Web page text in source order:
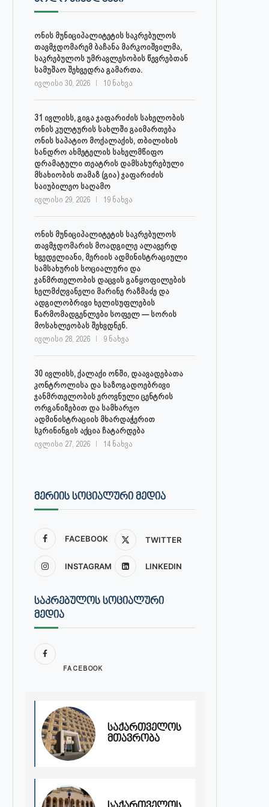
ონის მუნიციპალიტეტის საკრებულოს
თავმჯდომარემ ბაჩანა მარკოიშვილმა,
საკრებულოს უმრავლესობის წევრებთან
სამუშაო შეხვედრა გამართა.
ივლისი 30, 2026 10 ნახვა
31 ივლისს, გიგა ჯაფარიძის სახელობის
ონის კულტურის სახლში გაიმართება
ონის საპატიო მოქალაქის, თბილისის
სანდრო ახმეტელის სახელმწიფო
დრამატული თეატრის დამსახურებული
მსახიობის თამაზ (გია) ჯაფარიძის
საიუბილეო საღამო
ივლისი 29, 2026 19 ნახვა
ონის მუნიციპალიტეტის საკრებულოს
თავმჯდომარის მოადგილე ალავერდ
ხვედელიანი, მერიის ადმინისტრაციული
სამსახურის სოციალური და
ჯანმრთელობის დაცვის განყოფილების
ხელმძღვანელი მარინე რაზმაძე და
ადგილობრივი ხელისუფლების
წარმომადგენლები სოფელ — სორის
მოსახლეობას შეხვდნენ.
ივლისი 28, 2026 9 ნახვა
30 ივლისს, ქალაქი ონში, დაავადებათა
კონტროლისა და საზოგადოებრივი
ჯანმრთელობის ეროვნული ცენტრის
ორგანიზებით და სამხარეო
ადმინისტრაციის მხარდაჭერით
სკრინინგის აქცია ჩატარდება
ივლისი 27, 2026 14 ნახვა
ᲛᲔᲠᲘᲘᲡ ᲡᲝᲪᲘᲐᲚᲣᲠᲘ ᲛᲔᲓᲘᲐ
FACEBOOK TWITTER
INSTAGRAM LINKEDIN
ᲡᲐᲙᲠᲔᲑᲣᲚᲝᲡ ᲡᲝᲪᲘᲐᲚᲣᲠᲘ
ᲛᲔᲓᲘᲐ
FACEBOOK
საქართველოს
მთავრობა